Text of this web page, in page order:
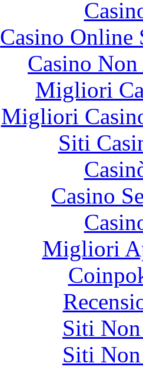
Casino
Casino
Migliori
Migliori
Siti
Casino
Migliori
Siti
Siti